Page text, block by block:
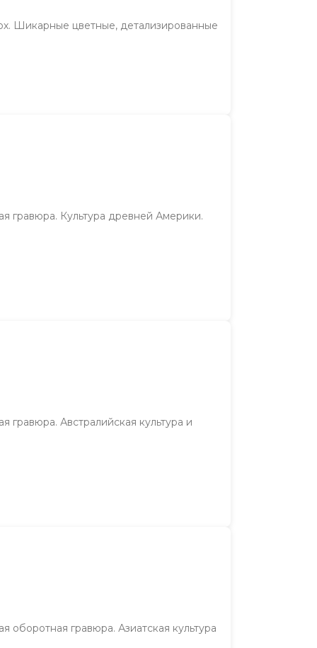
Шикарные цветные, детализированные
гравюра. Культура древней Америки.
гравюра. Австралийская культура и
оборотная гравюра. Азиатская культура